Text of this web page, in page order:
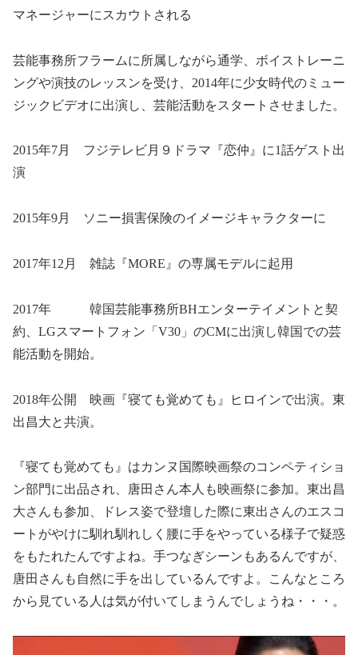
マネージャーにスカウトされる
芸能事務所フラームに所属しながら通学、ボイストレーニ
ングや演技のレッスンを受け、2014年に少女時代のミュー
ジックビデオに出演し、芸能活動をスタートさせました。
2015年7月 フジテレビ月９ドラマ『恋仲』に1話ゲスト出
演
2015年9月 ソニー損害保険のイメージキャラクターに
2017年12月 雑誌『MORE』の専属モデルに起用
2017年 韓国芸能事務所BHエンターテイメントと契
約、LGスマートフォン「V30」のCMに出演し韓国での芸
能活動を開始。
2018年公開 映画『寝ても覚めても』ヒロインで出演。東
出昌大と共演。
『寝ても覚めても』はカンヌ国際映画祭のコンペティショ
ン部門に出品され、唐田さん本人も映画祭に参加。東出昌
大さんも参加、ドレス姿で登壇した際に東出さんのエスコ
ートがやけに馴れ馴れしく腰に手をやっている様子で疑惑
をもたれたんですよね。手つなぎシーンもあるんですが、
唐田さんも自然に手を出しているんですよ。こんなところ
から見ている人は気が付いてしまうんでしょうね・・・。